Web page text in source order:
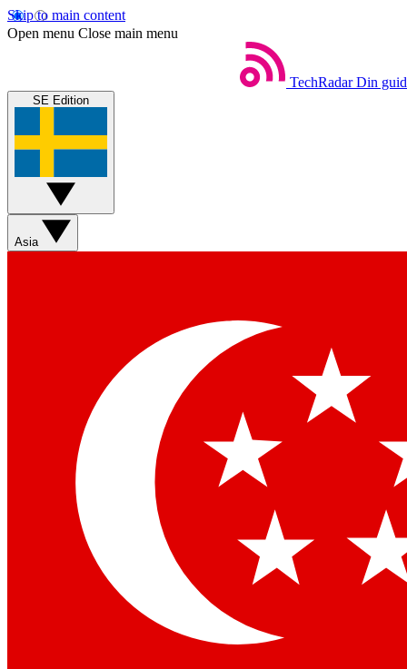
Skip to main content
Open menu Close main menu
TechRadar Din
SE Edition
Asia